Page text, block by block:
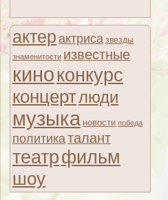
актер актриса звезды
знаменитости известные
киноконкурс
концертлюди
музыка новости победа
политикаталант
театрфильм
шоу